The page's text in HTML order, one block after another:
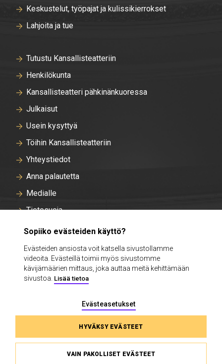
Keskustelut, työpajat ja kulissikierrokset
Lahjoita ja tue
Tutustu Kansallisteatteriin
Henkilökunta
Kansallisteatteri pähkinänkuoressa
Julkaisut
Usein kysyttyä
Töihin Kansallisteatteriin
Yhteystiedot
Anna palautetta
Medialle
Tietosuoja
Tallentavan kameravalvonnan rekisteriseloste
Evästeasetukset
Intra
Sopiiko evästeiden käyttö?
Evästeiden ansiosta voit katsella sivustollamme
videoita. Evästeillä toimii myös sivustomme
kävijämäärien mittaus, joka auttaa meitä kehittämään
sivustoa. Lisää tietoa
Evästeasetukset
HYVÄKSY EVÄSTEET
VAIN PAKOLLISET EVÄSTEET